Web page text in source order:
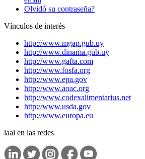
Olvidó su contraseña?
Vínculos de interés
http://www.mgap.gub.uy
http://www.dinama.gub.uy
http://www.gafta.com
http://www.fosfa.org
http://www.epa.gov
http://www.aoac.org
http://www.codexalimentarius.net
http://www.usda.gov
http://www.europa.eu
laai en las redes